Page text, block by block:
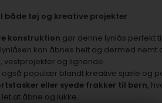
både tøj og kreative projekter
konstruktion gør denne lynlås perfekt
kan åbnes helt og dermed
og lignende.
også populær blandt kreative sjæle og
eller syede frakker til børn,
at åbne og lukke.